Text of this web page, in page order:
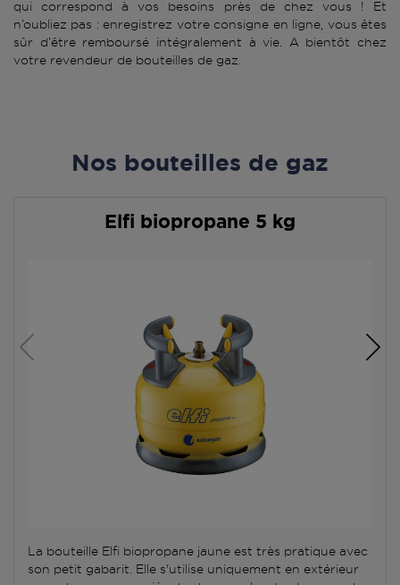
qui correspond à vos besoins près de chez vous ! Et
n’oubliez pas : enregistrez votre consigne en ligne, vous êtes
sûr d’être remboursé intégralement à vie. A bientôt chez
votre revendeur de bouteilles de gaz.
Nos bouteilles de gaz
Elfi biopropane 5 kg
La bouteille Elfi biopropane jaune est très pratique avec
son petit gabarit. Elle s'utilise uniquement en extérieur